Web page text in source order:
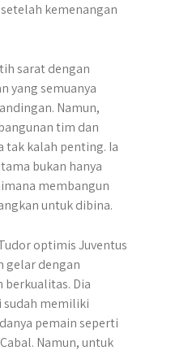
setelah kemenangan
sarat dengan
yang semuanya
Namun,
tim dan
tak kalah penting. Ia
bukan hanya
membangun
untuk dibina.
optimis Juventus
gelar dengan
Dia
sudah memiliki
pemain seperti
Namun, untuk